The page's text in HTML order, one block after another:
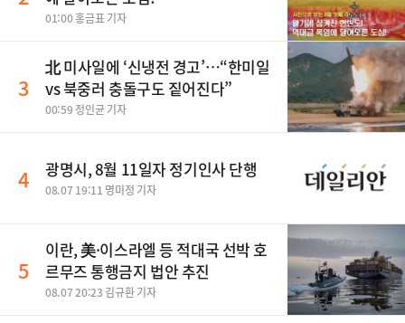
01:00 홍금표 기자
3
北 미사일에 ‘신냉전 경고’…“한미일
vs 북중러 충돌구도 짙어진다”
00:59 정인균 기자
4 광명시, 8월 11일자 정기인사 단행
08.07 19:11 명미정 기자
5
이란, 美·이스라엘 등 적대국 선박 호
르무즈 통행금지 법안 추진
08.07 20:23 김규환 기자